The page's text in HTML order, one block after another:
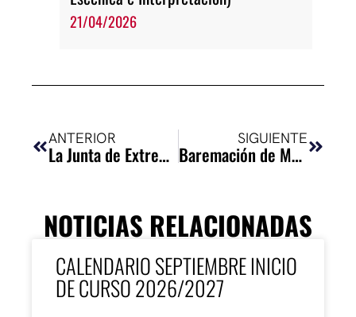
21/04/2026
ANTERIOR
La Junta de Extremadura presenta el futuro Centro Regional de Enseñanzas Artísticas
SIGUIENTE
Baremación de Movilidades Erasmus+ de profesorado para el curso 2026/2027
NOTICIAS RELACIONADAS
CALENDARIO SEPTIEMBRE INICIO
DE CURSO 2026/2027